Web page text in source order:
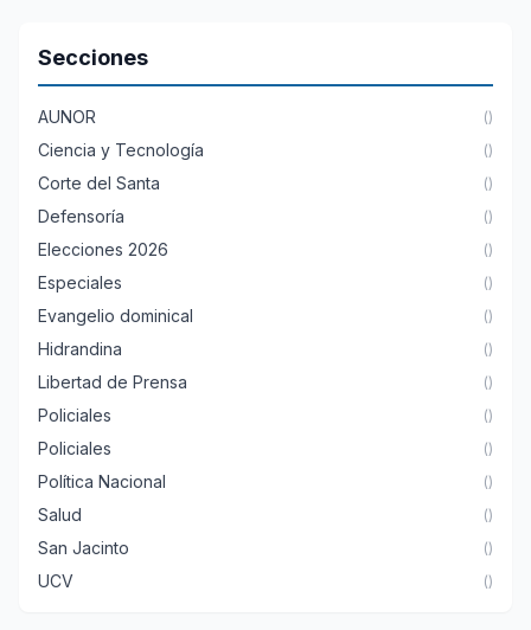
Secciones
AUNOR ()
Ciencia y Tecnología ()
Corte del Santa ()
Defensoría ()
Elecciones 2026 ()
Especiales ()
Evangelio dominical ()
Hidrandina ()
Libertad de Prensa ()
Policiales ()
Policiales ()
Política Nacional ()
Salud ()
San Jacinto ()
UCV ()